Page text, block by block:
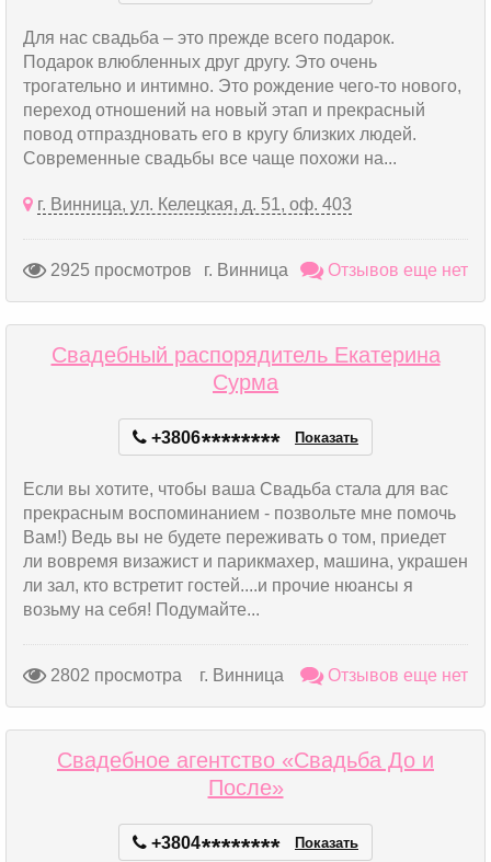
Для нас свадьба – это прежде всего подарок.
Подарок влюбленных друг другу. Это очень
трогательно и интимно. Это рождение чего-то нового,
переход отношений на новый этап и прекрасный
повод отпраздновать его в кругу близких людей.
Современные свадьбы все чаще похожи на...
г. Винница, ул. Келецкая, д. 51, оф. 403
2925 просмотров г. Винница Отзывов еще нет
Свадебный распорядитель Екатерина
Сурма
+3806******** Показать
Если вы хотите, чтобы ваша Свадьба стала для вас
прекрасным воспоминанием - позвольте мне помочь
Вам!) Ведь вы не будете переживать о том, приедет
ли вовремя визажист и парикмахер, машина, украшен
ли зал, кто встретит гостей....и прочие нюансы я
возьму на себя! Подумайте...
2802 просмотра г. Винница Отзывов еще нет
Свадебное агентство «Свадьба До и
После»
+3804******** Показать